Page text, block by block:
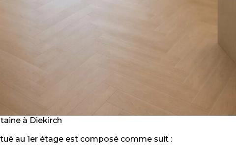
à Diekirch
au 1er étage est composé comme suit :